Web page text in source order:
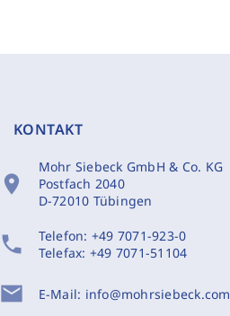
KONTAKT
location_on
Mohr Siebeck GmbH & Co. KG
Postfach 2040
D-72010 Tübingen
phone Telefon: +49 7071-923-0
Telefax: +49 7071-51104
mail E-Mail: info@mohrsiebeck.com